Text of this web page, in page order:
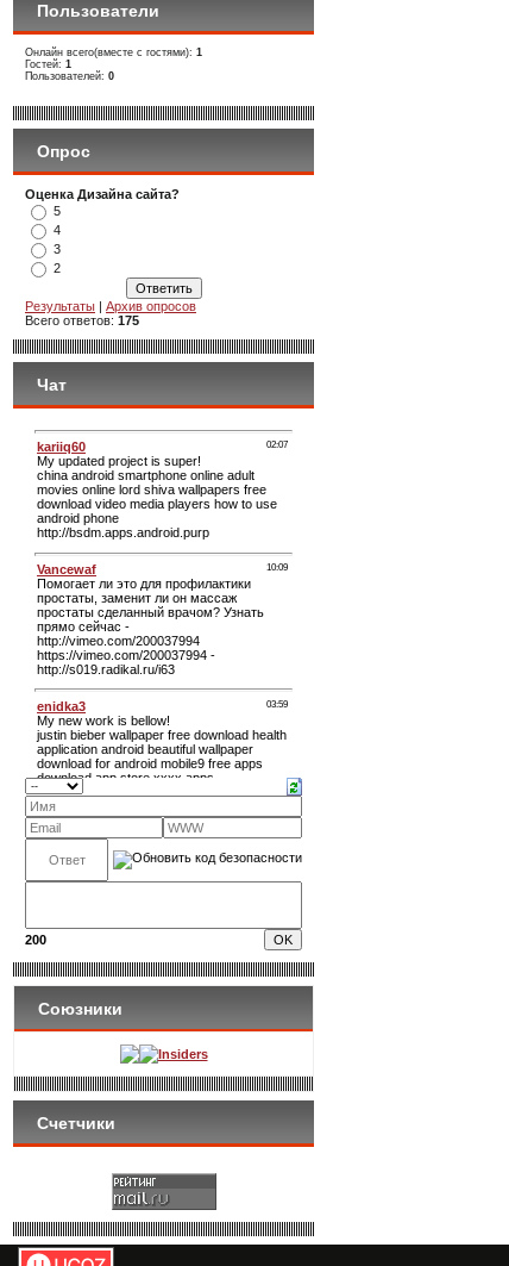
Пользователи
Онлайн всего(вместе с гостями): 1
Гостей: 1
Пользователей: 0
Опрос
Оценка Дизайна сайта?
5
4
3
2
Результаты | Архив опросов
Всего ответов: 175
Чат
200
Союзники
Insiders
Счетчики